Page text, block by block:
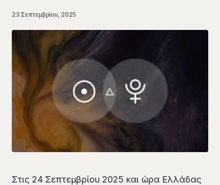
23 Σεπτεμβρίου, 2025
Στις 24 Σεπτεμβρίου 2025 και ώρα Ελλάδας